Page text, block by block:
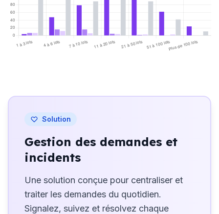
1 à 3 lots 4 à 6 lots 7 à 10 lots 11 à 20 lots 21 à 50 lots 51 à 100 lotsPlus de 100 lots
0
20
40
60
80
Solution
Gestion des demandes et
incidents
Une solution conçue pour centraliser et
traiter les demandes du quotidien.
Signalez, suivez et résolvez chaque